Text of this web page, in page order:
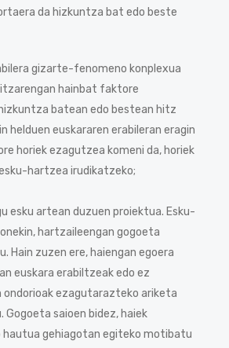
da hizkuntza bat edo beste
gizarte-fenomeno konplexua
hainbat faktore
batean edo bestean hitz
helduen euskararen erabileran eragin
horiek ezagutzea komeni da, horiek
hartzea irudikatzeko;
esku artean duzuen proiektua. Esku-
hartzaileengan gogoeta
Hain zuzen ere, haiengan egoera
euskara erabiltzeak edo ez
ezagutarazteko ariketa
Gogoeta saioen bidez, haiek
hautua gehiagotan egiteko motibatu